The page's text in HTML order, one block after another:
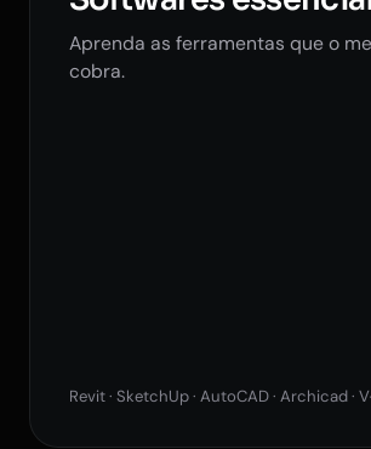
Aprenda as ferramentas que o
cobra.
Revit · SketchUp · AutoCAD · Archicad ·